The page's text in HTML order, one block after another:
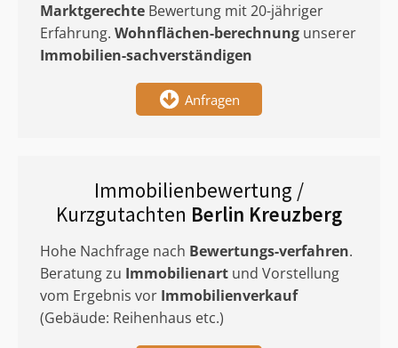
Marktgerechte Bewertung mit 20-jähriger
Erfahrung. Wohnflächen-berechnung unserer
Immobilien-sachverständigen
Anfragen
Immobilienbewertung /
Kurzgutachten Berlin Kreuzberg
Hohe Nachfrage nach Bewertungs-verfahren.
Beratung zu Immobilienart und Vorstellung
vom Ergebnis vor Immobilienverkauf
(Gebäude: Reihenhaus etc.)